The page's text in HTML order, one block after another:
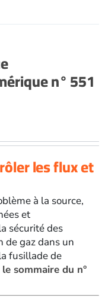
n° 551
les flux et
à la source,
et
sécurité des
de gaz dans un
fusillade de
sommaire du n°